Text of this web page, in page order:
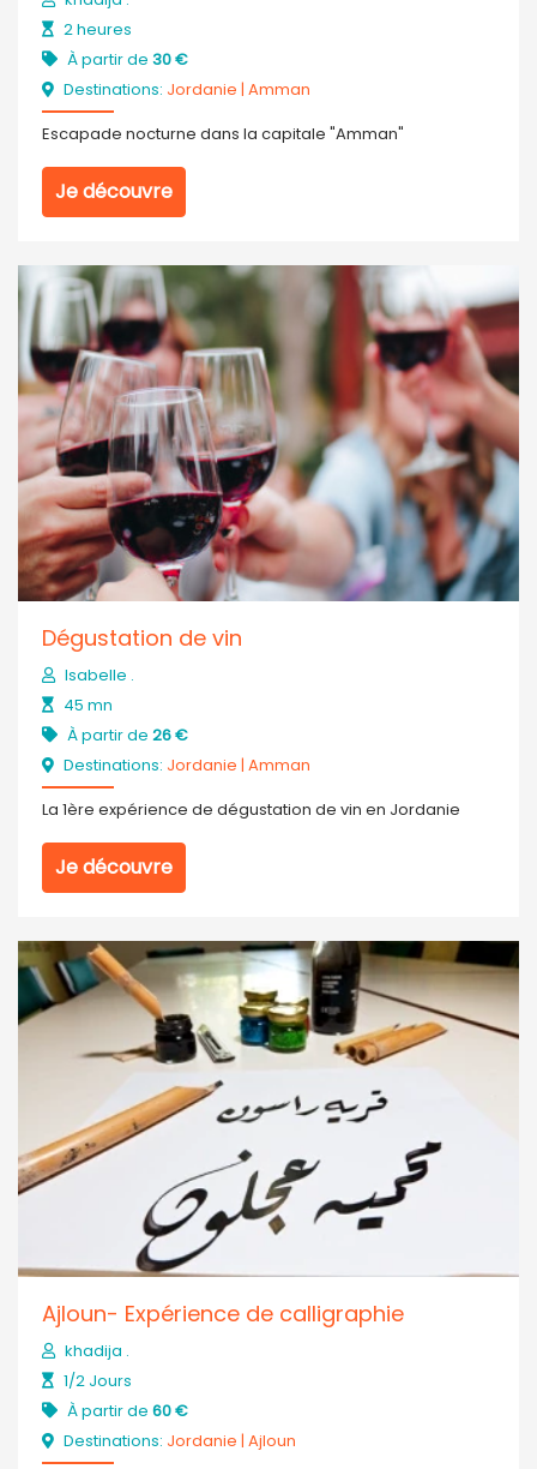
2 heures
À partir de 30 €
Destinations: Jordanie | Amman
Escapade nocturne dans la capitale "Amman"
Je découvre
Dégustation de vin
Isabelle .
45 mn
À partir de 26 €
Destinations: Jordanie | Amman
La 1ère expérience de dégustation de vin en Jordanie
Je découvre
Ajloun- Expérience de calligraphie
khadija .
1/2 Jours
À partir de 60 €
Destinations: Jordanie | Ajloun